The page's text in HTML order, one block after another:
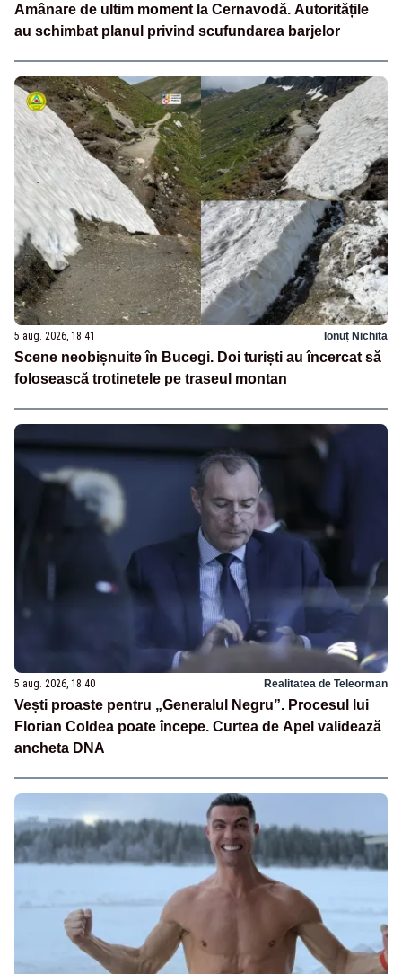
Amânare de ultim moment la Cernavodă. Autoritățile
au schimbat planul privind scufundarea barjelor
5 aug. 2026, 18:41 Ionuț Nichita
Scene neobișnuite în Bucegi. Doi turiști au încercat să
folosească trotinetele pe traseul montan
5 aug. 2026, 18:40 Realitatea de Teleorman
Vești proaste pentru „Generalul Negru”. Procesul lui
Florian Coldea poate începe. Curtea de Apel validează
ancheta DNA